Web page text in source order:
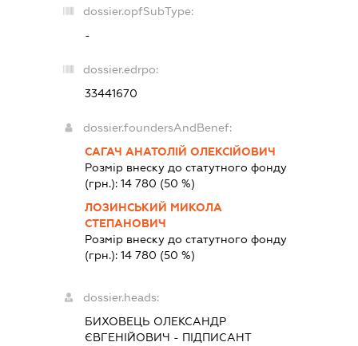
dossier.opfSubType:
-
dossier.edrpo:
33441670
dossier.foundersAndBenef:
САГАЧ АНАТОЛІЙ ОЛЕКСІЙОВИЧ
Розмір внеску до статутного фонду
(грн.):14 780 (50 %)
ЛОЗИНСЬКИЙ МИКОЛА
СТЕПАНОВИЧ
Розмір внеску до статутного фонду
(грн.):14 780 (50 %)
dossier.heads:
БИХОВЕЦЬ ОЛЕКСАНДР
ЄВГЕНІЙОВИЧ - ПІДПИСАНТ